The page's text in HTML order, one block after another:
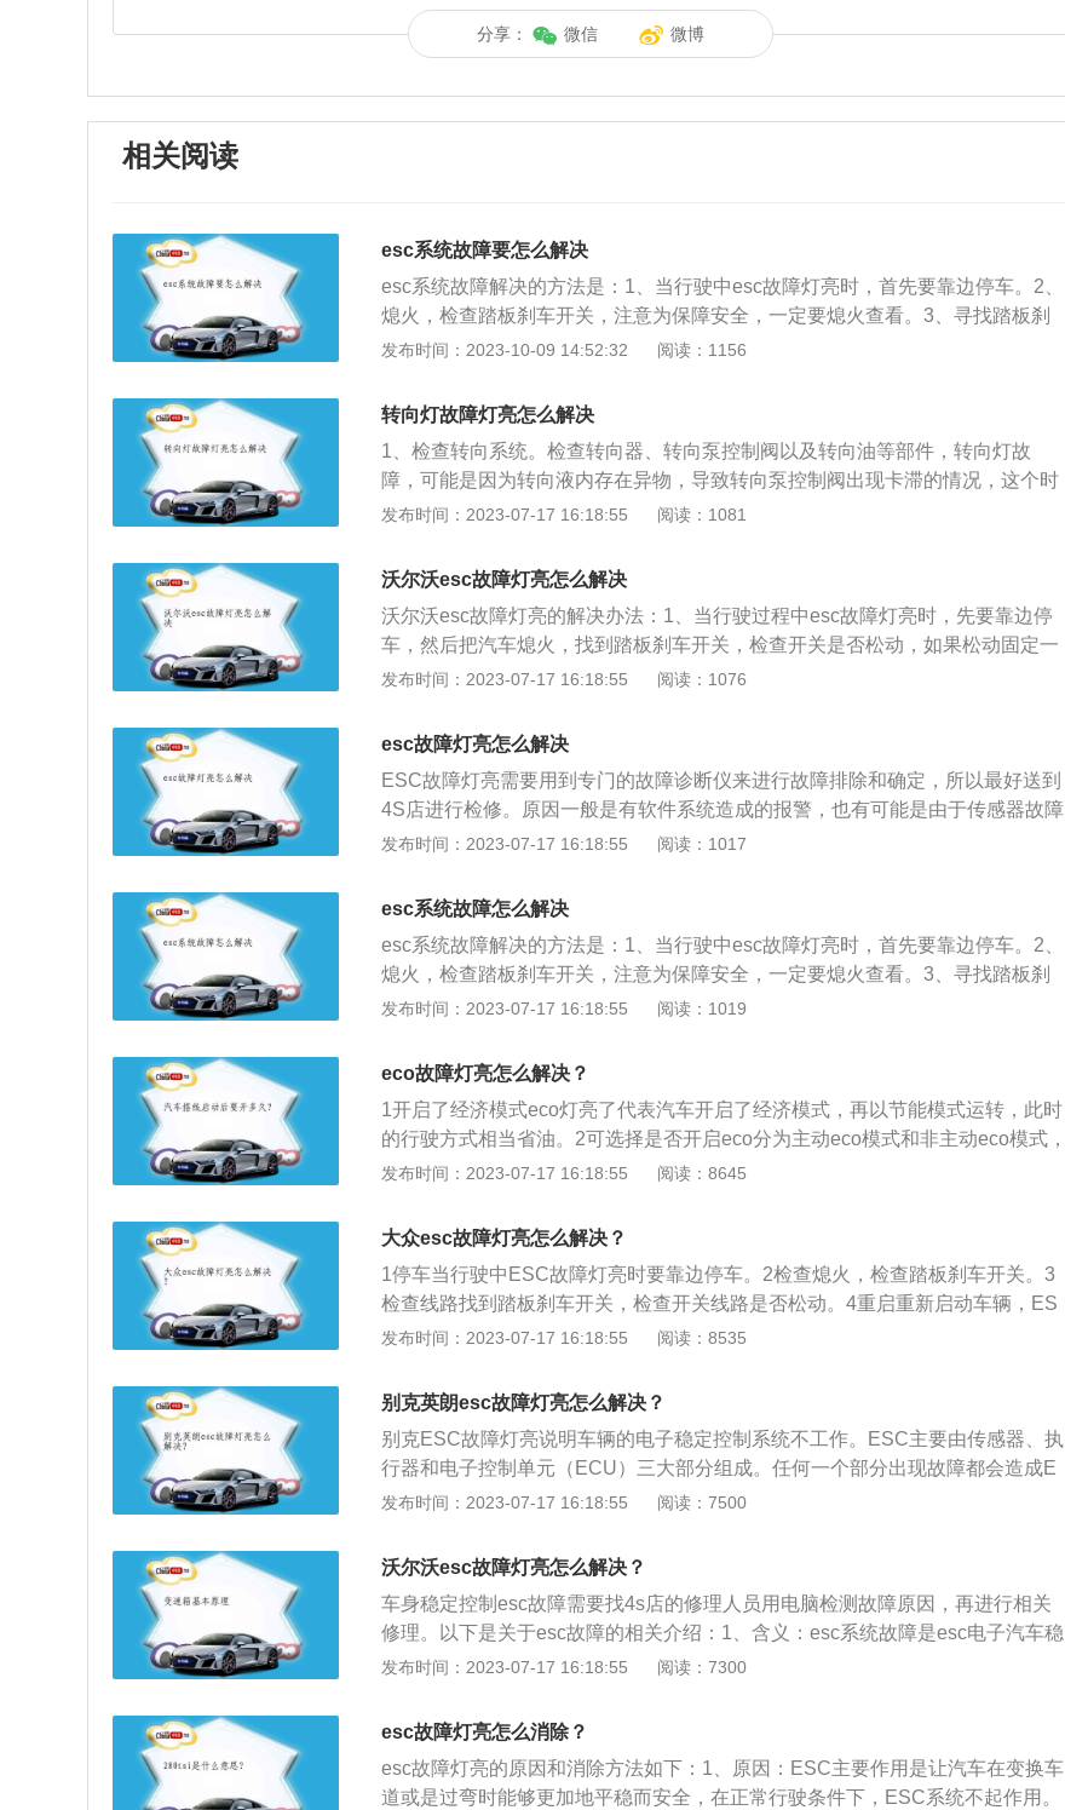
分享： 微信 微博
相关阅读
esc系统故障要怎么解决
esc系统故障解决的方法是：1、当行驶中esc故障灯亮时，首先要靠边停车。2、
熄火，检查踏板刹车开关，注意为保障安全，一定要熄火查看。3、寻找踏板刹
车，查看刹车路线是不是松脱，假如松脱，固定一下就可以了。esc系统故障指
故障或短路引起的。不排除假警报。检测起来比较麻烦，需要使用专门的故障诊
断仪进行故障排除和判定，因此，最好送到4S店进行检修。esc的全称是电子稳
定控制器，翻译过来就是车身的电子稳定控制系统。esc的主要作用是使汽车在
变道或过弯时更加稳定和安全。正常行驶情况下，esc系统不起作用。当点火开
关打开时，esc启用，警告灯点亮，escoff指示灯点亮，约4秒后熄灭。当车辆的e
起作用。
发布时间：2023-10-09 14:52:32 阅读：1156
转向灯故障灯亮怎么解决
1、检查转向系统。检查转向器、转向泵控制阀以及转向油等部件，转向灯故
障，可能是因为转向液内存在异物，导致转向泵控制阀出现卡滞的情况，这个时
候车主就需要清洗整个动力转向系统，取出内部异物。还有可能是转向器活塞缸
或者动力转向器。2、检查轮胎气压。车主可以通过胎压监测器等途径，查看轮
胎的气压是否正常，如果轮胎气压过高或者过低，都可能导致转向灯故障，这个
时候就需要根据具体情况放气或补气，让轮胎气压恢复正常。3、检查连接部
位。如果油管中的连接部位松动，可能会有转向液泄漏的情况，也可能导致转向
灯故障灯亮起，车主要紧固各连接处的螺栓，以免再次出现松动的现象。如果车
再做详细维修。转向灯的作用是比较关键的，可以提示行人或者其他车辆自己即
将转弯，在高速公路上可以表明自身超车或者并道的方向，闪烁的时候又代表车
辆有紧急情况，提醒其他车辆引起注意。
发布时间：2023-07-17 16:18:55 阅读：1081
沃尔沃esc故障灯亮怎么解决
沃尔沃esc故障灯亮的解决办法：1、当行驶过程中esc故障灯亮时，先要靠边停
车，然后把汽车熄火，找到踏板刹车开关，检查开关是否松动，如果松动固定一
下，然后再重新启动车辆，这样esc故障灯即可消除。2、找4s店的修理人员用电
定。以下是关于esc故障的相关介绍：esc故障的含义：esc系统故障是esc电子汽
车稳定控制系统出现故障，esc系统是电子车身稳定系统，这一系统可以在车辆
转弯时起作用，esc系统可以提高汽车的驾驶稳定性。esc系统工作要求：esc系
统需要依靠非常多传感器才可以正常工作，假如某些传感器出现了故障问题，那
么就会影响到esc系统的正常运转。
发布时间：2023-07-17 16:18:55 阅读：1076
esc故障灯亮怎么解决
ESC故障灯亮需要用到专门的故障诊断仪来进行故障排除和确定，所以最好送到
4S店进行检修。原因一般是有软件系统造成的报警，也有可能是由于传感器故障
或线路短路导致的，也不排除有假报警的情况出现。ESC主要由传感器、执行器
亮起，在面对ESC报警灯亮起时，可尝试重启发动机，再按下车辆上的ESC关闭
按钮，最后再进行重新启动，看是否是由假故障引起的报警灯亮。ESC(EnergyA
bsorbingSteeringColumn)，中文称为能量吸收式方向机柱或是可溃缩式方向机
柱。ESC的作用是在可溃缩式方向机柱在受到较大撞击时，会迫使方向机柱中的
安全插销剪断，以切断方向盘向后冲击的力道并使整个方向盘向仪表板内溃缩，
至最低。
发布时间：2023-07-17 16:18:55 阅读：1017
esc系统故障怎么解决
esc系统故障解决的方法是：1、当行驶中esc故障灯亮时，首先要靠边停车。2、
熄火，检查踏板刹车开关，注意为保障安全，一定要熄火查看。3、寻找踏板刹
车，查看刹车路线是不是松脱，假如松脱，固定一下就可以了。esc系统故障指
故障或短路引起的。不排除假警报。检测起来比较麻烦，需要使用专门的故障诊
断仪进行故障排除和判定，因此，最好送到4S店进行检修。esc的全称是电子稳
定控制器，翻译过来就是车身的电子稳定控制系统。esc的主要作用是使汽车在
变道或过弯时更加稳定和安全。正常行驶情况下，esc系统不起作用。当点火开
关打开时，esc启用，警告灯点亮，escoff指示灯点亮，约4秒后熄灭。当车辆的e
起作用。
发布时间：2023-07-17 16:18:55 阅读：1019
eco故障灯亮怎么解决？
1开启了经济模式eco灯亮了代表汽车开启了经济模式，再以节能模式运转，此时
的行驶方式相当省油。2可选择是否开启eco分为主动eco模式和非主动eco模式，
区别在于主动式有独自的按键，可以选择是否开启。
发布时间：2023-07-17 16:18:55 阅读：8645
大众esc故障灯亮怎么解决？
1停车当行驶中ESC故障灯亮时要靠边停车。2检查熄火，检查踏板刹车开关。3
检查线路找到踏板刹车开关，检查开关线路是否松动。4重启重新启动车辆，ES
C故障灯解除。
发布时间：2023-07-17 16:18:55 阅读：8535
别克英朗esc故障灯亮怎么解决？
别克ESC故障灯亮说明车辆的电子稳定控制系统不工作。ESC主要由传感器、执
行器和电子控制单元（ECU）三大部分组成。任何一个部分出现故障都会造成E
SC故障灯亮起，当ESC灯亮起时，可尝试重启发动机，再按下车辆上的ESC关
朗秉承别克“动感流畅”的设计语言，汲取Riviera概念车的经典元素，车身造型富
有运动气息而不失稳重，呈现出全新英朗大气简约、优雅动感的风格。全新飞翼
式镀铬进气格栅，黑色钢琴竖格栅与高亮镀铬飞翼格栅的组合，让车头的视觉中
心自然而然地聚焦于车标之上。同时飞翼格栅横向贯通至两侧车灯，加强了车头
横向的视觉感受与整体感。2、动力方面：全新的动力系统，1.3T+48V轻混动发
体验，多样选择满足不同消费者的需求，带给消费者高效敏捷的动力体验。
发布时间：2023-07-17 16:18:55 阅读：7500
沃尔沃esc故障灯亮怎么解决？
车身稳定控制esc故障需要找4s店的修理人员用电脑检测故障原因，再进行相关
修理。以下是关于esc故障的相关介绍：1、含义：esc系统故障是esc电子汽车稳
定控制系统出现故障，esc系统是电子车身稳定系统，这一系统可以在车辆转弯
需要依靠非常多传感器才可以正常工作，假如某些传感器出现了故障问题，那么
就会影响到esc系统的正常运转。
发布时间：2023-07-17 16:18:55 阅读：7300
esc故障灯亮怎么消除？
esc故障灯亮的原因和消除方法如下：1、原因：ESC主要作用是让汽车在变换车
道或是过弯时能够更加地平稳而安全，在正常行驶条件下，ESC系统不起作用。